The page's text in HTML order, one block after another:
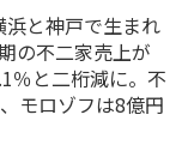
と神戸で生まれ
の不二家売上が
％と二桁減に。不
モロゾフは8億円